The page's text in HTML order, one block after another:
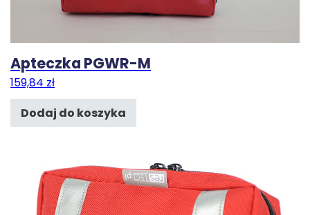
Apteczka PGWR-M
159,84 zł
Dodaj do koszyka